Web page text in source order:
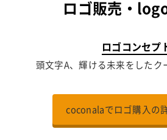
ロゴ販売・
ロゴコンセプ
頭文字A、輝ける未来をしたク
coconalaでロゴ購入の